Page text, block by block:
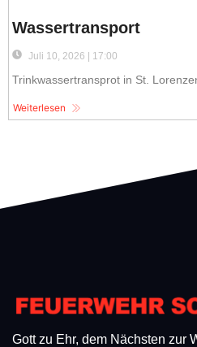
Wassertransport
Juli 10, 2026 | 17:00
Trinkwassertransprot in St.
Weiterlesen
Gott zu Ehr, dem Nächsten zur